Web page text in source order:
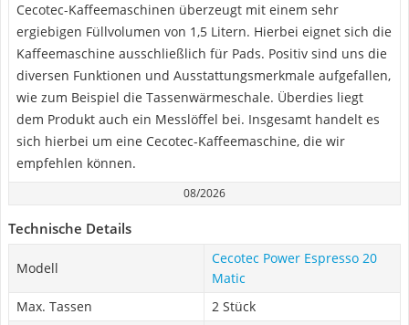
Cecotec-Kaffeemaschinen überzeugt mit einem sehr
ergiebigen Füllvolumen von 1,5 Litern. Hierbei eignet sich die
Kaffeemaschine ausschließlich für Pads. Positiv sind uns die
diversen Funktionen und Ausstattungsmerkmale aufgefallen,
wie zum Beispiel die Tassenwärmeschale. Überdies liegt
dem Produkt auch ein Messlöffel bei. Insgesamt handelt es
sich hierbei um eine Cecotec-Kaffeemaschine, die wir
empfehlen können.
08/2026
Technische Details
Modell
Cecotec Power Espresso 20
Matic
Max. Tassen
2 Stück